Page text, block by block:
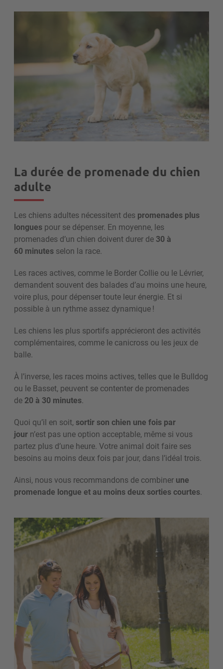
La durée de promenade du chien
adulte
Les chiens adultes nécessitent des promenades plus
longues pour se dépenser. En moyenne, les
promenades d’un chien doivent durer de 30 à
60 minutes selon la race.
Les races actives, comme le Border Collie ou le Lévrier,
demandent souvent des balades d’au moins une heure,
voire plus, pour dépenser toute leur énergie. Et si
possible à un rythme assez dynamique !
Les chiens les plus sportifs apprécieront des activités
complémentaires, comme le canicross ou les jeux de
balle.
À l’inverse, les races moins actives, telles que le Bulldog
ou le Basset, peuvent se contenter de promenades
de 20 à 30 minutes.
Quoi qu’il en soit, sortir son chien une fois par
jour n’est pas une option acceptable, même si vous
partez plus d’une heure. Votre animal doit faire ses
besoins au moins deux fois par jour, dans l’idéal trois.
Ainsi, nous vous recommandons de combiner une
promenade longue et au moins deux sorties courtes.